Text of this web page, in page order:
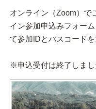
オンライン（Zoom）で
イン参加申込みフォー
て参加IDとパスコードを
※申込受付は終了しまし